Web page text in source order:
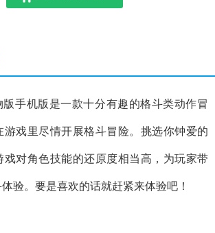
版手机版是一款十分有趣的格斗类动作冒
游戏里尽情开展格斗冒险。挑选你钟爱的
戏对角色技能的还原度相当高，为玩家带
验。要是喜欢的话就赶紧来体验吧！